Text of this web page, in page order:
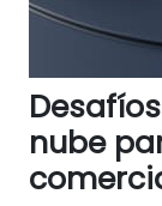
nube